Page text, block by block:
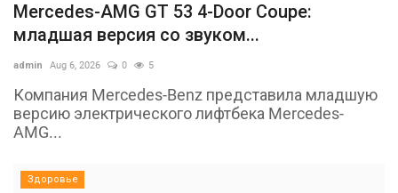
Mercedes-AMG GT 53 4-Door Coupe:
младшая версия со звуком...
admin Aug 6, 2026 0 5
Компания Mercedes-Benz представила младшую
версию электрического лифтбека Mercedes-
AMG...
Здоровье